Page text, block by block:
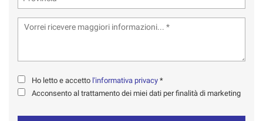
Ho letto e accetto l'informativa privacy *
Acconsento al trattamento dei miei dati per finalità di marketing
Cookie per il miglioramento dell'esperienza utente